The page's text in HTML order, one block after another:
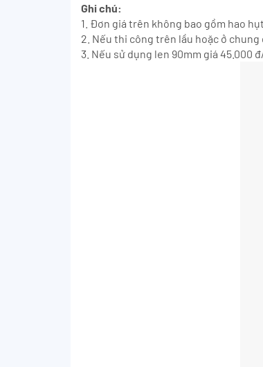
Ghi chú:
1. Đơn giá trên không bao gồm hao
2. Nếu thi công trên lầu hoặc ở
3. Nếu sử dụng len 90mm giá 45.000